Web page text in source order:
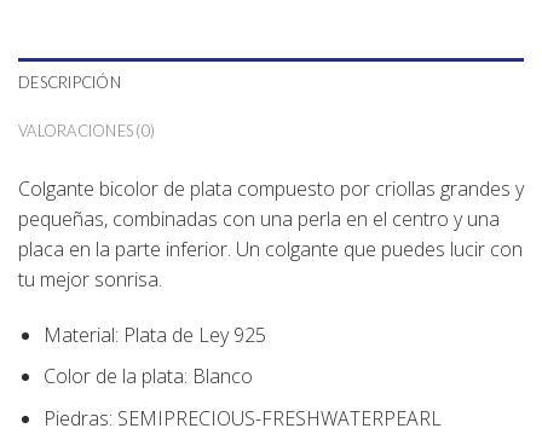
DESCRIPCIÓN
VALORACIONES (0)
Colgante bicolor de plata compuesto por criollas grandes y
pequeñas, combinadas con una perla en el centro y una
placa en la parte inferior. Un colgante que puedes lucir con
tu mejor sonrisa.
Material: Plata de Ley 925
Color de la plata: Blanco
Piedras: SEMIPRECIOUS-FRESHWATERPEARL